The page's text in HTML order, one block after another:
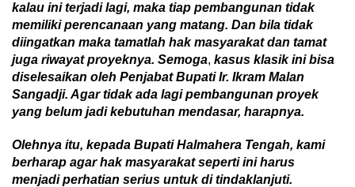
kalau ini terjadilagi, maka tiap pembangunan tidak
memiliki perencanaan yang matang. Dan bila tidak
diingatkan maka tamatlah hak masyarakat dan tamat
juga riwayat proyeknya. Semoga, kasus klasikini bisa
diselesaikan oleh Penjabat BupatiIr. Ikram Malan
Sangadji. Agartidak ada lagi pembangunan proyek
yang belum jadi kebutuhan mendasar, harapnya.
Olehnya itu, kepada Bupati Halmahera Tengah, kami
berharap agar hak masyarakat seperti ini harus
menjadi perhatian serius untuk di tindaklanjuti.